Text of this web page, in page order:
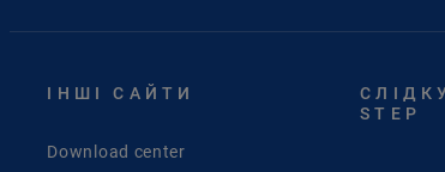
ІНШІ САЙТИ
Download center
STEP